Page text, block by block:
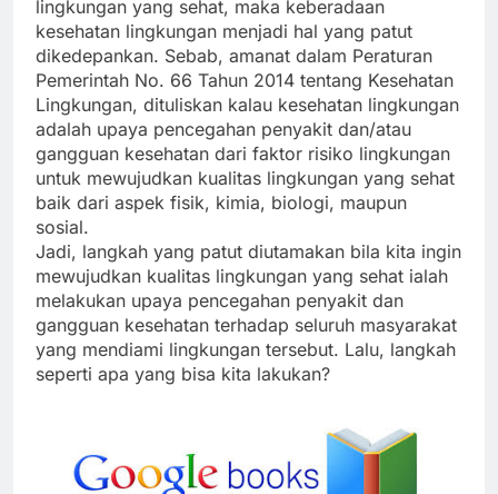
lingkungan yang sehat, maka keberadaan
kesehatan lingkungan menjadi hal yang patut
dikedepankan. Sebab, amanat dalam Peraturan
Pemerintah No. 66 Tahun 2014 tentang Kesehatan
Lingkungan, dituliskan kalau kesehatan lingkungan
adalah upaya pencegahan penyakit dan/atau
gangguan kesehatan dari faktor risiko lingkungan
untuk mewujudkan kualitas lingkungan yang sehat
baik dari aspek fisik, kimia, biologi, maupun
sosial.
Jadi, langkah yang patut diutamakan bila kita ingin
mewujudkan kualitas lingkungan yang sehat ialah
melakukan upaya pencegahan penyakit dan
gangguan kesehatan terhadap seluruh masyarakat
yang mendiami lingkungan tersebut. Lalu, langkah
seperti apa yang bisa kita lakukan?